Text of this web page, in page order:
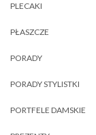
PLECAKI
PŁASZCZE
PORADY
PORADY STYLISTKI
PORTFELE DAMSKIE